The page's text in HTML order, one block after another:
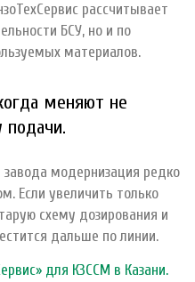
рассчитывает
БСУ, но и по
материалов.
меняют не
подачи.
завода модернизация редко
Если увеличить только
схему дозирования и
дальше по линии.
для КЗССМ в Казани.